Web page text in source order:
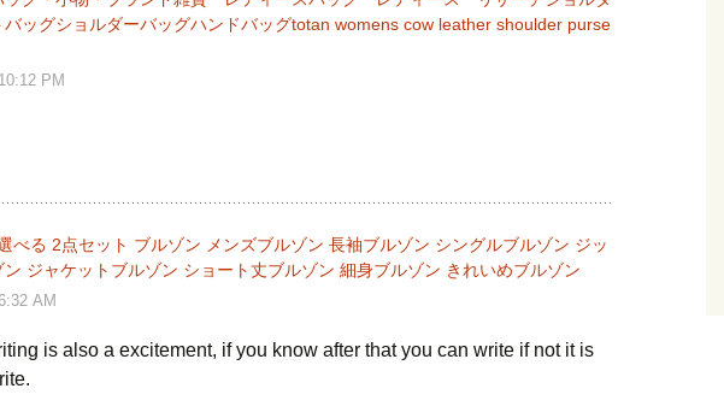
バッグショルダーバッグハンドバッグtotan womens cow leather shoulder purse
PM
べる 2点セット ブルゾン メンズブルゾン 長袖ブルゾン シングルブルゾン ジッ
ン ジャケットブルゾン ショート丈ブルゾン 細身ブルゾン きれいめブルゾン
AM
is also a excitement, if you know after that you can write if not it is